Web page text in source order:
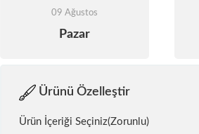
09 Ağustos
Pazar
Ürünü Özelleştir
Ürün İçeriği Seçiniz(Zorunlu)